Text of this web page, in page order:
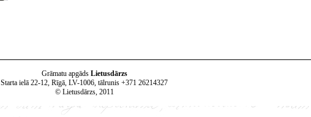
Grāmatu apgāds Lietusdārzs
Starta ielā 22-12, Rīgā, LV-1006, tālrunis +371 26214327
© Lietusdārzs, 2011